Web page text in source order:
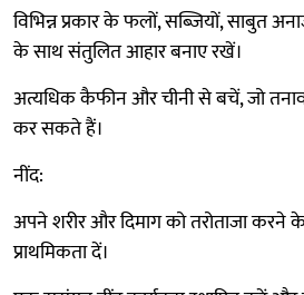
विभिन्न प्रकार के फलों, सब्जियों, साबुत
के साथ संतुलित आहार बनाए रखें।
अत्यधिक कैफीन और चीनी से बचें, जो
कर सकते हैं।
नींद:
अपने शरीर और दिमाग को तरोताजा करने
प्राथमिकता दें।